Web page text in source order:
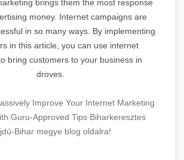
brings them the most response
money. Internet campaigns are
in so many ways. By implementing
in this article, you can use internet
bring customers to your business in
droves.
Improve Your Internet Marketing
Guru-Approved Tips Biharkeresztes
Bihar megye blog oldalra!